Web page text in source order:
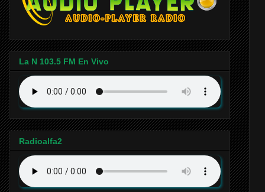
La N 103.5 FM En Vivo
Radioalfa2